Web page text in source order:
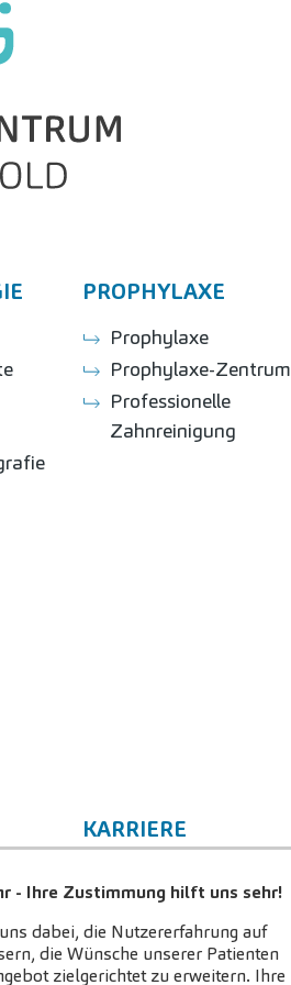
PROPHYLAXE
Prophylaxe
Prophylaxe-Zentrum
Professionelle
Zahnreinigung
KARRIERE
Stellenangebote
Fakten
Ihre Vorteile
- Ihre Zustimmung hilft uns sehr!
dabei, die Nutzererfahrung auf
die Wünsche unserer Patienten
zielgerichtet zu erweitern. Ihre